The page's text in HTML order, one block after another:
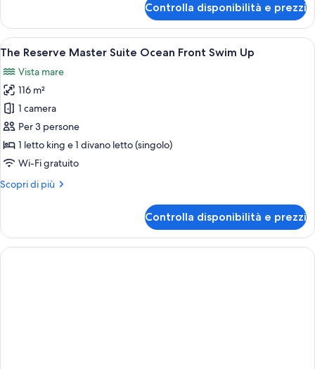
Reserve
Suite
Ocean
Swim
Up
Controlla disponibilità e prezzi
Apri
tutte
le
foto
per
The
Reserve
Master
Ocean
Up
Una camera d'albergo con un letto,
8
The Reserve Master Suite Ocean Front Swim Up
Vista mare
116 m²
1 camera
Per 3 persone
1 letto king e 1 divano letto (singolo)
Wi-Fi gratuito
Scopri di più
Altri
Reserve
Master
Suite
Controlla disponibilità e prezzi